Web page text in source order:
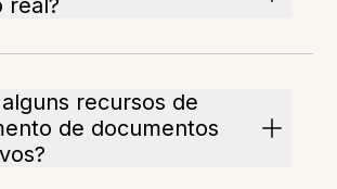
real?
recursos de
de documentos